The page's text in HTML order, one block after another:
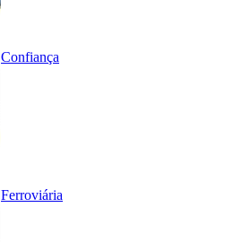
Confiança
Ferroviária